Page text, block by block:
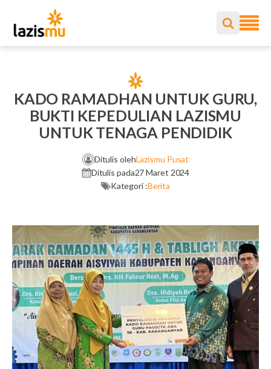
KADO RAMADHAN UNTUK GURU,
BUKTI KEPEDULIAN LAZISMU
UNTUK TENAGA PENDIDIK
Ditulis olehLazismu Pusat
Ditulis pada27 Maret 2024
Kategori :Berita